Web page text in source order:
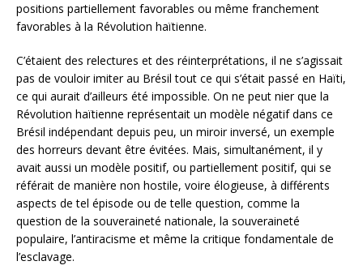
positions partiellement favorables ou même franchement
favorables à la Révolution haïtienne.
C’étaient des relectures et des réinterprétations, il ne s’agissait
pas de vouloir imiter au Brésil tout ce qui s’était passé en Haïti,
ce qui aurait d’ailleurs été impossible. On ne peut nier que la
Révolution haïtienne représentait un modèle négatif dans ce
Brésil indépendant depuis peu, un miroir inversé, un exemple
des horreurs devant être évitées. Mais, simultanément, il y
avait aussi un modèle positif, ou partiellement positif, qui se
référait de manière non hostile, voire élogieuse, à différents
aspects de tel épisode ou de telle question, comme la
question de la souveraineté nationale, la souveraineté
populaire, l’antiracisme et même la critique fondamentale de
l’esclavage.